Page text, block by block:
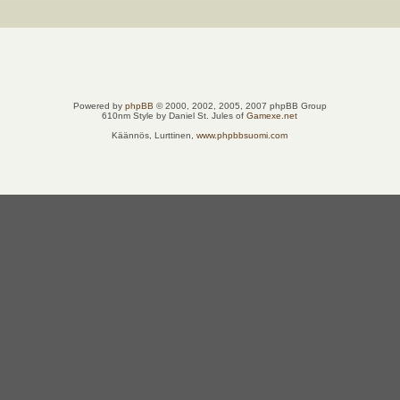
Powered by phpBB © 2000, 2002, 2005, 2007 phpBB Group
610nm Style by Daniel St. Jules ofGamexe.net
Käännös, Lurttinen,www.phpbbsuomi.com